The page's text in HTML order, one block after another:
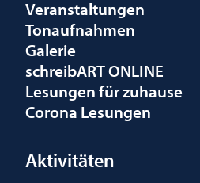
Veranstaltungen
Tonaufnahmen
Galerie
schreibART ONLINE
Lesungen für zuhause
Corona Lesungen
Aktivitäten